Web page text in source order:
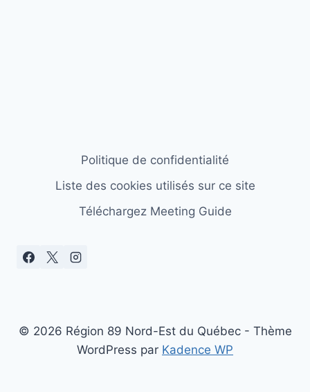
Politique de confidentialité
Liste des cookies utilisés sur ce site
Téléchargez Meeting Guide
© 2026 Région 89 Nord-Est du Québec - Thème
WordPress par Kadence WP